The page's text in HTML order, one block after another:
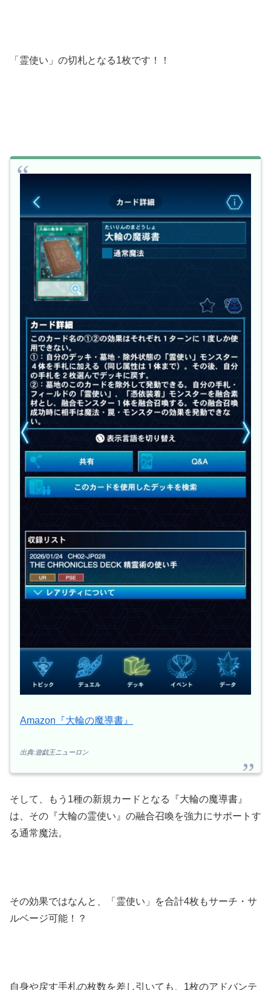
「霊使い」の切札となる1枚です！！
Amazon『大輪の魔導書』
出典:遊戯王ニューロン
そして、もう1種の新規カードとなる『大輪の魔導書』
は、その『大輪の霊使い』の融合召喚を強力にサポートす
る通常魔法。
その効果ではなんと、「霊使い」を合計4枚もサーチ・サ
ルベージ可能！？
自身や戻す手札の枚数を差し引いても、1枚のアドバンテ